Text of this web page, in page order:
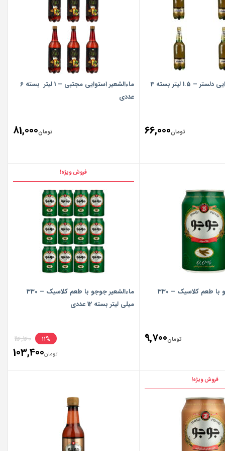
ماءالشعیر استوایی دلستر – 1.5 لیتر بسته 4
تومان66,000
ماءالشعیر استوایی مجتبی – 1 لیتر بسته 6
عددی
تومان81,000
ماءالشعیر جوجو با طعم کلاسیک – 330
تومان9,700
فروش ویژه!
ماءالشعیر جوجو با طعم کلاسیک – 330
میلی لیتر بسته 12 عددی
11%
116,160
تومان103,400
فروش ویژه!